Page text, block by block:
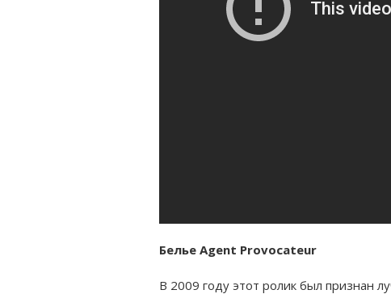
Белье Agent Provocateur
В 2009 году этот ролик был признан